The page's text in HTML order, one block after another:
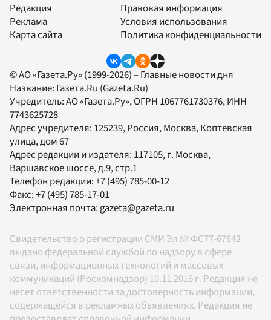
Редакция
Реклама
Карта сайта
Правовая информация
Условия использования
Политика конфиденциальности
© АО «Газета.Ру» (1999-2026) – Главные новости дня
Название: Газета.Ru (Gazeta.Ru)
Учредитель:АО «Газета.Ру», ОГРН 1067761730376, ИНН
7743625728
Адрес учредителя: 125239, Россия, Москва, Коптевская
улица, дом 67
Адрес редакции и издателя: 117105, г. Москва,
Варшавское шоссе, д.9, стр.1
Телефон редакции:+7 (495) 785-00-12
Факс:+7 (495) 785-17-01
Электронная почта:gazeta@gazeta.ru
Свидетельство о регистрации СМИ Эл № ФС77-67642
выдано федеральной службой по надзору в сфере
связи, информационных технологий и массовых
коммуникаций (Роскомнадзор) 10.11.2016 г. Редакция не
несет ответственности за достоверность информации,
содержащейся в рекламных объявлениях. Редакция не